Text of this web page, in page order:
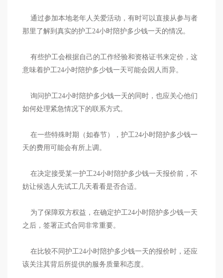
通过参加本地老年人关爱活动，有时可以直接从参与者
那里了解到真实的护工24小时陪护多少钱一天的情况。
有些护工会根据自己的工作经验和资格证书来定价，这
意味着护工24小时陪护多少钱一天可能会因人而异。
询问护工24小时陪护多少钱一天的同时，也应关心他们
如何处理紧急情况下的联系方式。
在一些特殊时期（如春节），护工24小时陪护多少钱一
天的费用可能会有所上调。
在决定接受某一护工24小时陪护多少钱一天报价前，不
妨让候选人先试工几天看看是否合适。
为了保障双方权益，在确定护工24小时陪护多少钱一天
之后，签署正式合同非常重要。
在比较不同护工24小时陪护多少钱一天的报价时，还应
该关注其背后所提供的服务质量和态度。